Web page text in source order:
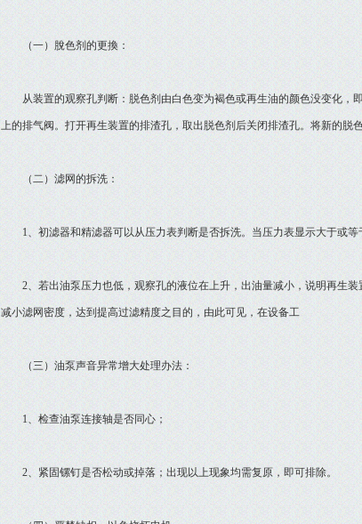
（一）脫色剂的更換：
从装置的观察孔判断：脱色剂由白色变为褐色或再生油的颜色没变化，
上的排气阀。打开再生装置的排渣孔，取出脱色剂后关闭排渣孔。将新的脱
（二）滤网的拆洗：
1、初滤器和精滤器可以从压力表判断是否拆洗。当压力表显示大于或等
2、若出油泵压力也低，观察孔的液位在上升，出油量减小，说明再生装
减小滤网密度，达到提高过滤精度之目的，由此可见，在设备工
（三）油泵声音异常增大处理办法：
1、检查油泵连接轴是否同心；
2、紧固镙钉是否松动或掉落；出现以上现象均需复原，即可排除。